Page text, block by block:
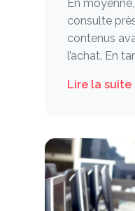
En
consulte
contenus
l’achat. En
Lire la